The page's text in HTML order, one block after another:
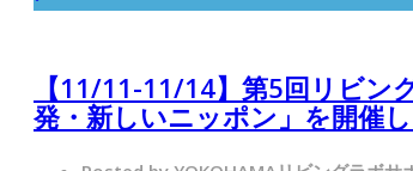
【11/11-11/14】第5回リビン
発・新しいニッポン」を開催